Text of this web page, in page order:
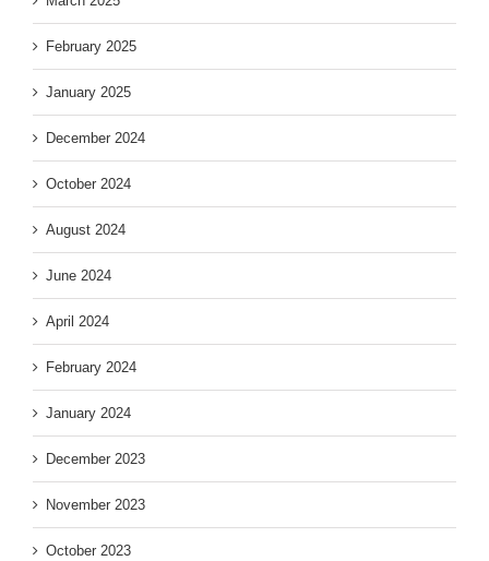
February 2025
January 2025
December 2024
October 2024
August 2024
June 2024
April 2024
February 2024
January 2024
December 2023
November 2023
October 2023